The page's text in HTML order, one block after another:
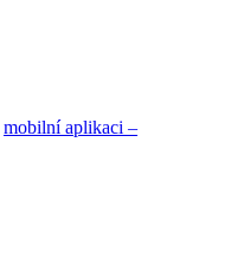
mobilní aplikaci –